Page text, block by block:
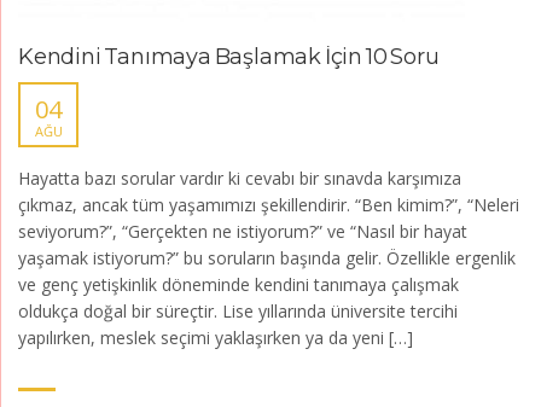
Kendini Tanımaya Başlamak İçin 10 Soru
04
AĞU
Hayatta bazı sorular vardır ki cevabı bir sınavda karşımıza
çıkmaz, ancak tüm yaşamımızı şekillendirir. “Ben kimim?”, “Neleri
seviyorum?”, “Gerçekten ne istiyorum?” ve “Nasıl bir hayat
yaşamak istiyorum?” bu soruların başında gelir. Özellikle ergenlik
ve genç yetişkinlik döneminde kendini tanımaya çalışmak
oldukça doğal bir süreçtir. Lise yıllarında üniversite tercihi
yapılırken, meslek seçimi yaklaşırken ya da yeni […]